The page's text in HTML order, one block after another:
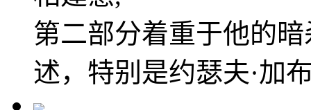
第二部分着重于他的
述，特别是约瑟夫·加